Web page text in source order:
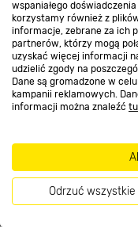
wspaniałego
korzystamy również z
informacje, zebrane za ich
partnerów, którzy mogą
uzyskać więcej informacji
udzielić zgody na
Dane są gromadzone w
kampanii reklamowych.
informacji można znaleźć
Odrzuć wszystkie
Strefa biznesu
Dołącz do nas